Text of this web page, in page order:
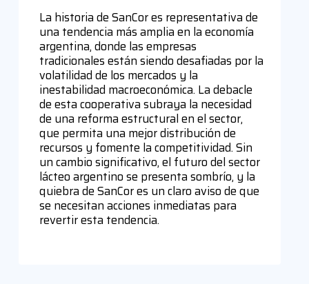
La historia de SanCor es representativa de
una tendencia más amplia en la economía
argentina, donde las empresas
tradicionales están siendo desafiadas por la
volatilidad de los mercados y la
inestabilidad macroeconómica. La debacle
de esta cooperativa subraya la necesidad
de una reforma estructural en el sector,
que permita una mejor distribución de
recursos y fomente la competitividad. Sin
un cambio significativo, el futuro del sector
lácteo argentino se presenta sombrío, y la
quiebra de SanCor es un claro aviso de que
se necesitan acciones inmediatas para
revertir esta tendencia.